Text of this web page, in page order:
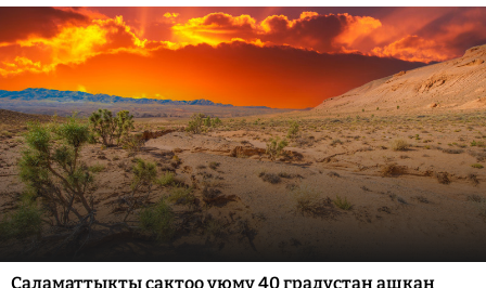
Саламаттыкты сактоо уюму 40 градустан ашкан